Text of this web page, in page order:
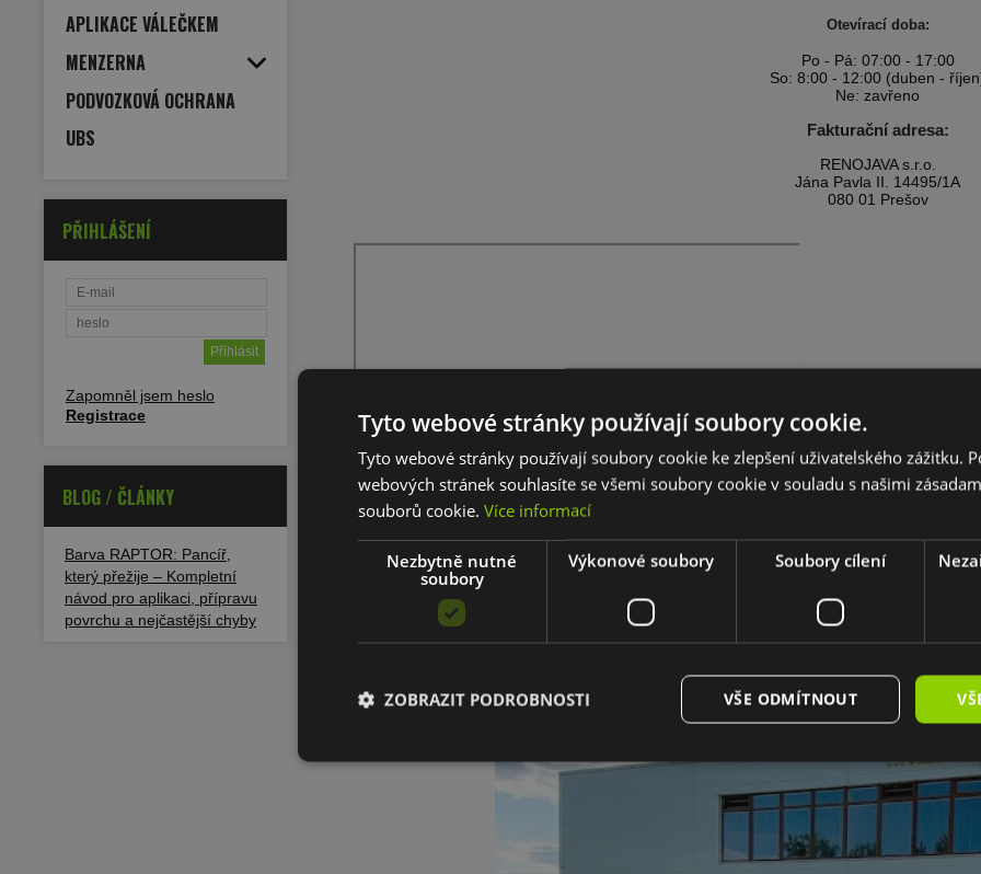
APLIKACE VÁLEČKEM
MENZERNA
PODVOZKOVÁ OCHRANA
UBS
PŘIHLÁŠENÍ
Zapomněl jsem heslo
Registrace
BLOG / ČLÁNKY
Barva RAPTOR: Pancíř,
který přežije – Kompletní
návod pro aplikaci, přípravu
povrchu a nejčastější chyby
Otevírací doba:
Po - Pá: 07:00 - 17:00
So: 8:00 - 12:00 (duben -
Ne: zavřeno
Fakturační adresa:
RENOJAVA s.r.o.
Jána Pavla II. 14495/1A
080 01 Prešov
Tyto webové stránky používají soubory cookie.
Tyto webové stránky používají soubory cookie ke zlepšení uživatelského zážitku.
webových stránek souhlasíte se všemi soubory cookie v souladu s našimi
souborů cookie. Více informací
Nezbytně nutné
soubory
Výkonové soubory Soubory cílení
VŠE ODMÍTNOUT
ZOBRAZIT PODROBNOSTI